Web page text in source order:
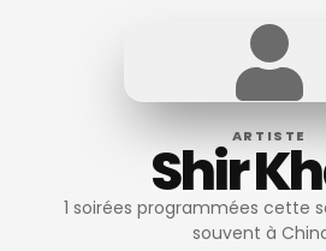
ARTISTE
Shir
1 soirées programmées cette
souvent à